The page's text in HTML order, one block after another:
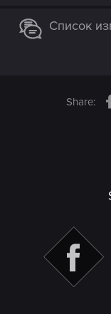
Список
Share: